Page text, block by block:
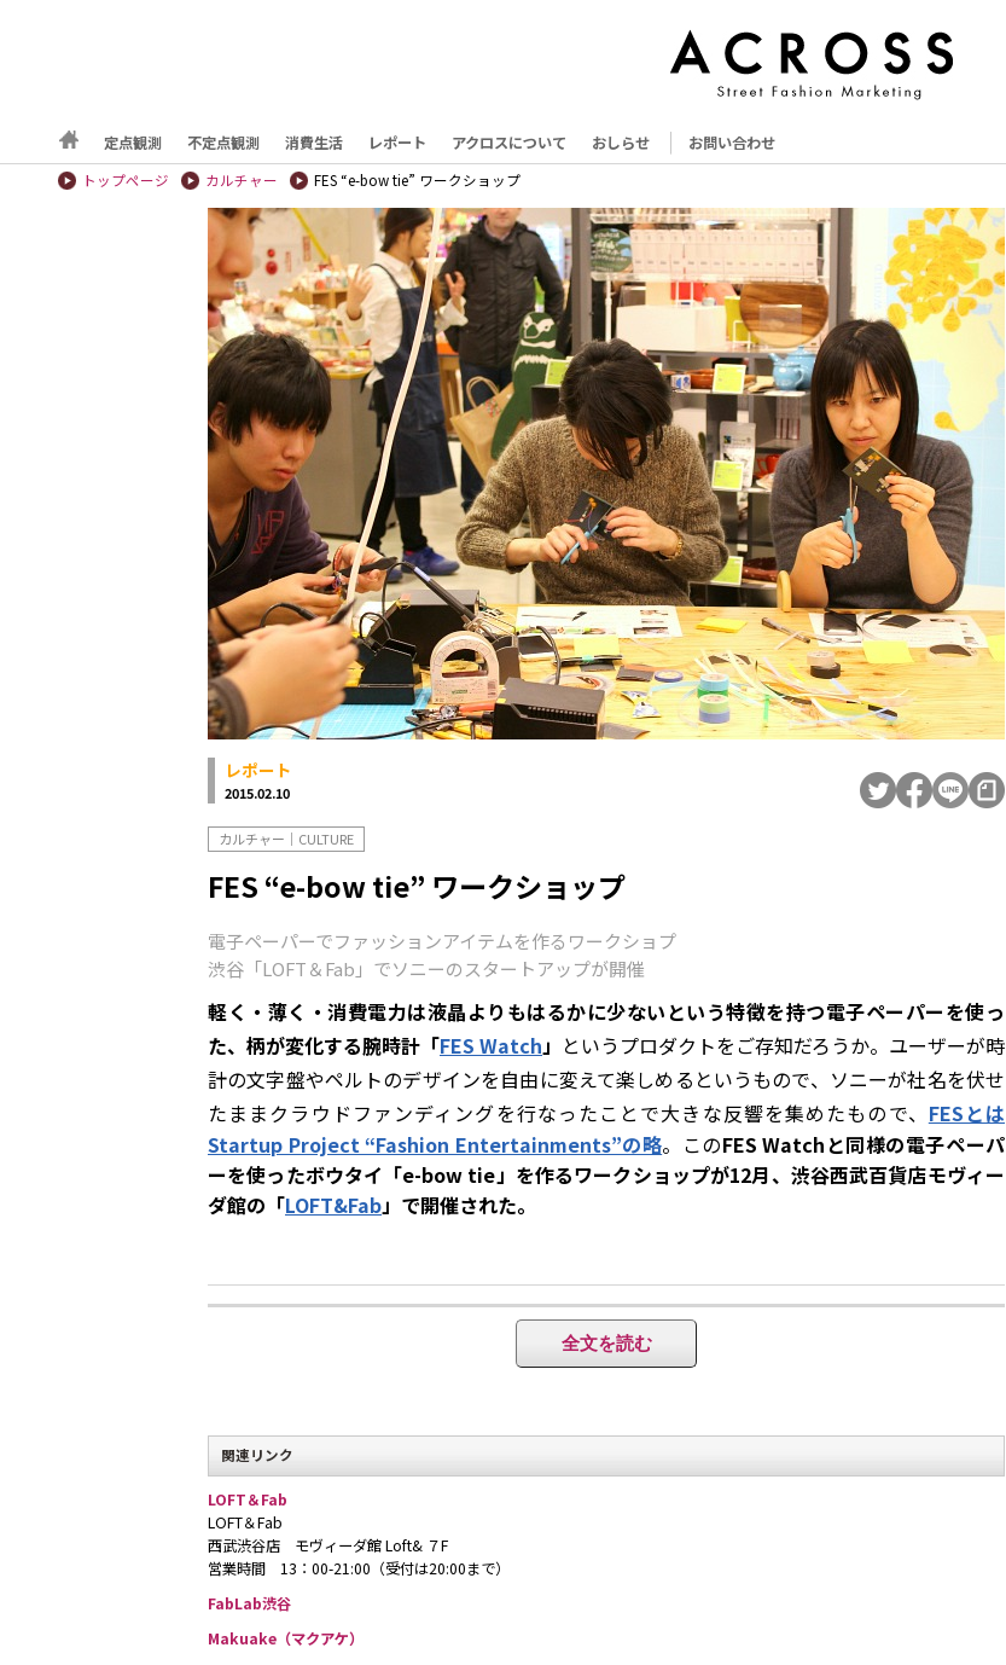
定点観測 不定点観測 消費生活 レポート アクロスについて おしらせ お問い合わせ
トップページ カルチャー FES “e-bow tie” ワークショップ
レポート
2015.02.10
カルチャー｜CULTURE
FES “e-bow tie” ワークショップ
電子ペーパーでファッションアイテムを作るワークショプ
渋谷「LOFT＆Fab」でソニーのスタートアップが開催
軽く・薄く・消費電力は液晶よりもはるかに少ないという特徴を持つ電子ペーパーを使っ
た、柄が変化する腕時計「FES Watch」 というプロダクトをご存知だろうか。ユーザーが時
計の文字盤やペルトのデザインを自由に変えて楽しめるというもので、ソニーが社名を伏せ
たままクラウドファンディングを行なったことで大きな反響を集めたもので、 FESとは
Startup Project “Fashion Entertainments”の略。このFES Watchと同様の電子ペーパ
ーを使ったボウタイ「e-bow tie」を作るワークショップが12月、渋谷西武百貨店モヴィー
ダ館の「LOFT&Fab」で開催された。
全文を読む
関連リンク
LOFT＆Fab
LOFT＆Fab
西武渋谷店 モヴィーダ館 Loft& ７F
営業時間 13：00-21:00（受付は20:00まで）
FabLab渋谷
Makuake（マクアケ）